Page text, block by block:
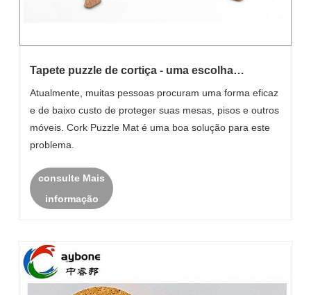
Tapete puzzle de cortiça - uma escolha
Atualmente, muitas pessoas procuram uma forma eficaz
e de baixo custo de proteger suas mesas, pisos e outros
móveis. Cork Puzzle Mat é uma boa solução para este
problema.
consulte Mais
informação